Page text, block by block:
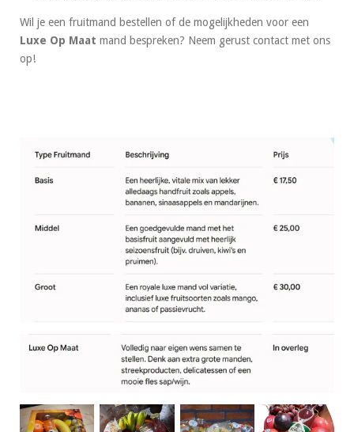
Wil je een fruitmand bestellen of de mogelijkheden voor een
Luxe Op Maat mand bespreken? Neem gerust contact met ons
op!